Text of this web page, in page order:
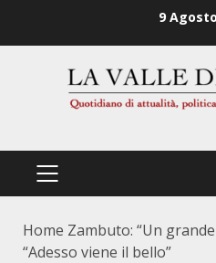
9
PRIMÄRES
Home Zambuto: “Un
“Adesso viene il bello”